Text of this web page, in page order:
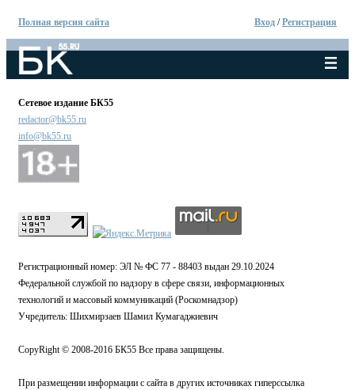
Полная версия сайта Вход /Регистрация
Сетевое издание БК55
redactor@bk55.ru
info@bk55.ru
Регистрационный номер: ЭЛ № ФС 77 - 88403 выдан 29.10.2024
Федеральной службой по надзору в сфере связи, информационных
технологий и массовый коммуникаций (Роскомнадзор)
Учредитель: Шихмирзаев Шамил Кумагаджиевич
CopyRight © 2008-2016 БК55 Все права защищены.
При размещении информации с сайта в других источниках гиперссылка